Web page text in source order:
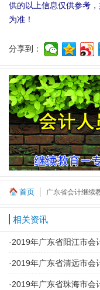
供的以上信息仅供参考
为准！
分享到：
首页 广东省会计继续
相关资讯
·2019年广东省阳江市会
·2019年广东省清远市会
·2019年广东省珠海市会